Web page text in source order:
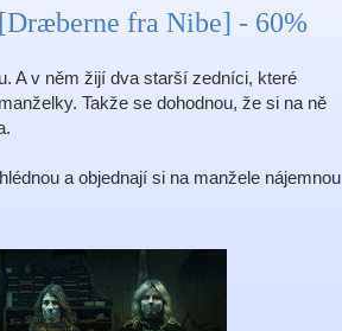
fra Nibe] - 60%
A v něm žijí dva starší zedníci, které
Takže se dohodnou, že si na ně
a objednají si na manžele nájemnou